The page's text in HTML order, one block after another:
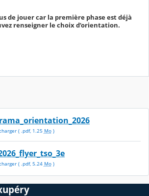
de jouer car la première phase est déjà
renseigner le choix d’orientation.
( .pdf, 1.25 Mo)
( .pdf, 5.24 Mo)